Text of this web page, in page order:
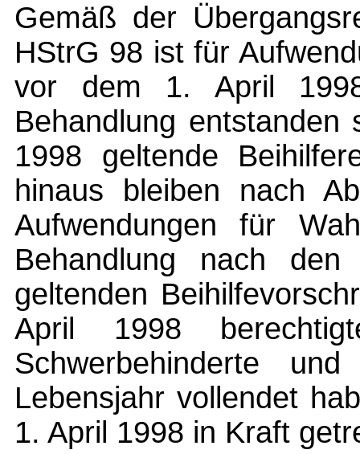
Gemäß der
HStrG 98 ist für
vor dem 1. April
Behandlung
1998 geltende
hinaus bleiben nach
Aufwendungen für
Behandlung nach
geltenden
April 1998
Schwerbehinderte
Lebensjahr vollendet
1. April 1998 in Kraft